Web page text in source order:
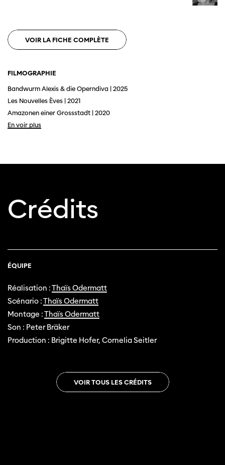
Cette page ne s'affiche pas de manière
optimale avec Internet Explorer. Veuillez
VOIR LA FICHE COMPLÈTE
FILMOGRAPHIE
Bandwurm Alexis & die Operndiva | 2025
Les Nouvelles Èves | 2021
Amazonen einer Grossstadt | 2020
En voir plus
Crédits
ÉQUIPE
Réalisation :Thaïs Odermatt
Scénario :Thaïs Odermatt
Montage :Thaïs Odermatt
Son : Peter Bräker
Production : Brigitte Hofer, Cornelia Seitler
VOIR TOUS LES CRÉDITS